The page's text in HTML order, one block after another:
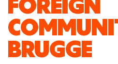
BRUGGE